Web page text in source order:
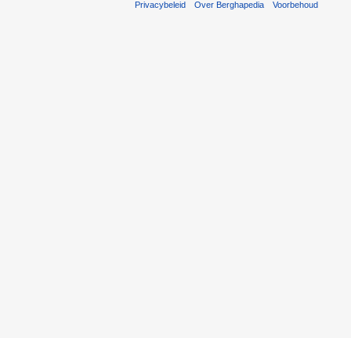
Privacybeleid Over Berghapedia Voorbehoud